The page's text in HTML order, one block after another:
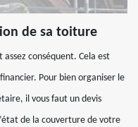
de sa toiture
conséquent. Cela est
Pour bien organiser le
il vous faut un devis
de la couverture de votre